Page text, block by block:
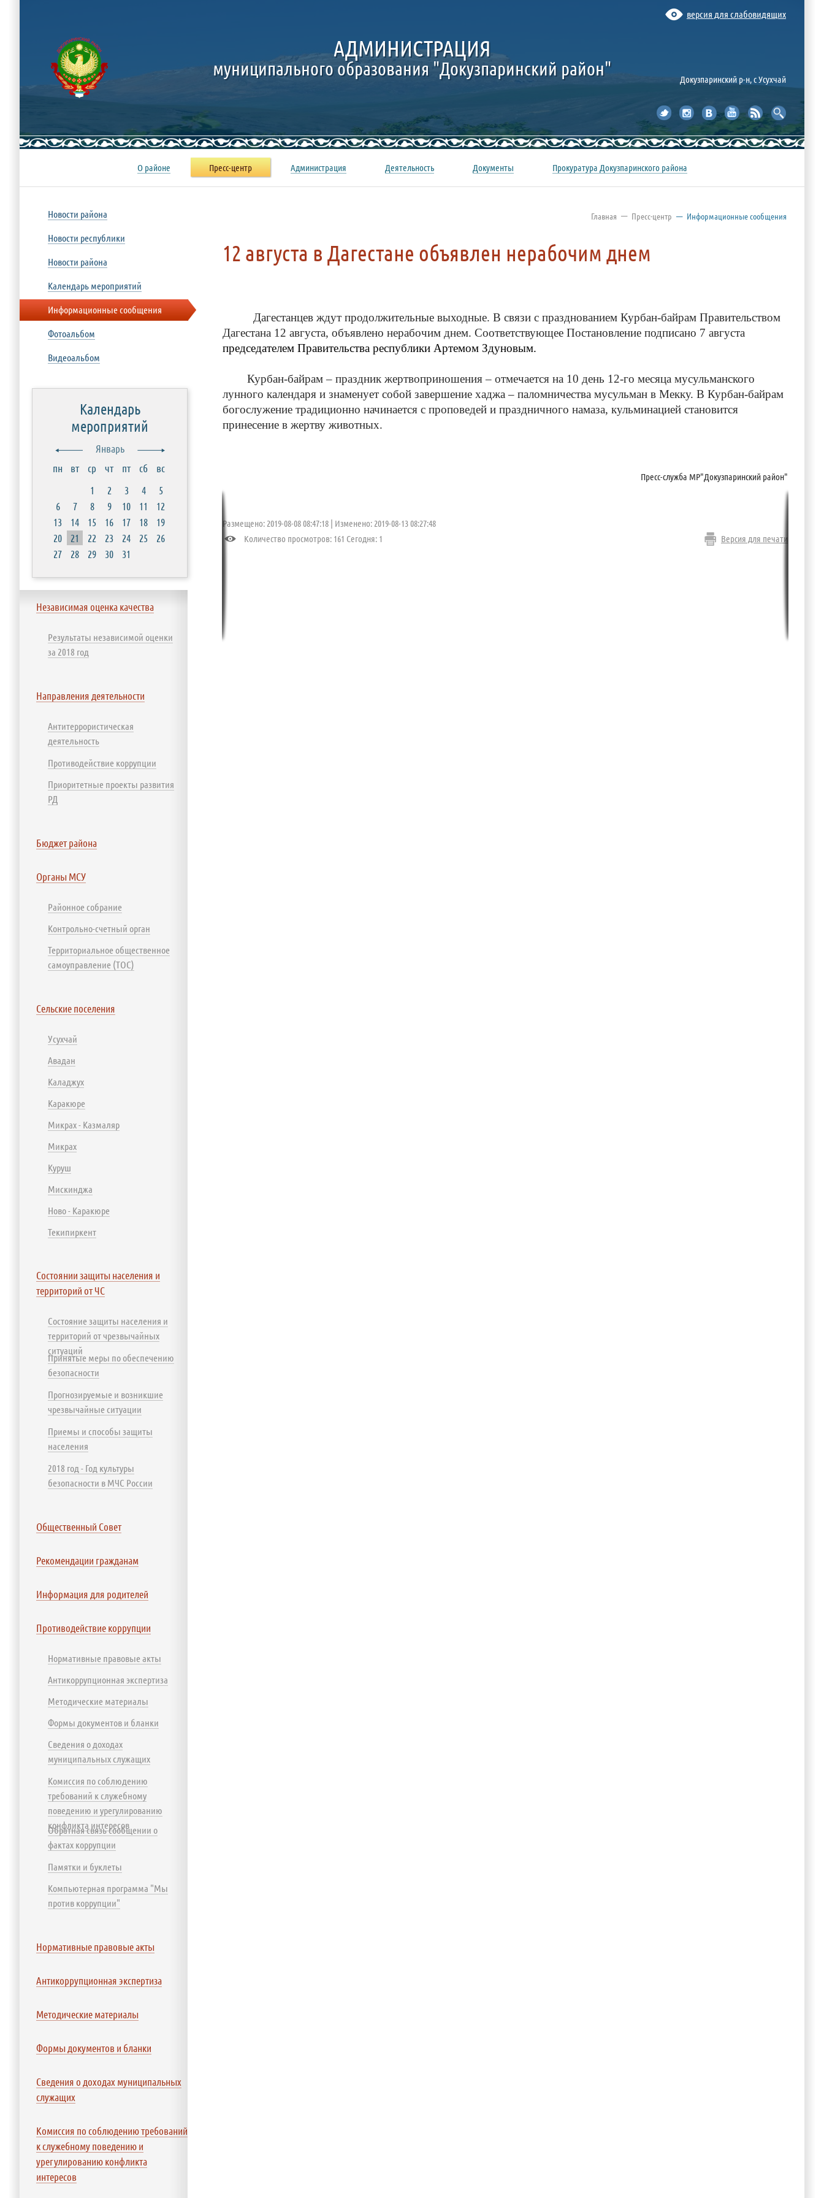
Главная — Пресс-центр — Информационные сообщения
12 августа в Дагестане объявлен нерабочим днем
Дагестанцев ждут продолжительные выходные. В связи с празднованием Курбан-байрам Правительством
Дагестана 12 августа, объявлено нерабочим днем. Соответствующее Постановление подписано 7 августа
председателем Правительства республики Артемом Здуновым.
Курбан-байрам – праздник жертвоприношения – отмечается на 10 день 12-го месяца мусульманского
лунного календаря и знаменует собой завершение хаджа – паломничества мусульман в Мекку. В Курбан-байрам
богослужение традиционно начинается с проповедей и праздничного намаза, кульминацией становится
принесение в жертву животных.
Пресс-служба МР"Докузпаринский район"
Размещено: 2019-08-08 08:47:18
Изменено: 2019-08-13 08:27:48
Количество просмотров: 161 Cегодня: 1
Версия для печати
Новости района
Новости республики
Новости района
Календарь мероприятий
Информационные сообщения
Фотоальбом
Видеоальбом
Календарь
мероприятий
Январь
пн
вт ср чт пт сб
вс
1
2 3 4
5
6
7 8 9 10 11
12
13
14 15 16 17 18
19
20
21 22 23 24 25
26
27
28 29 30 31
Независимая оценка качества
Результаты независимой оценки
за 2018 год
Направления деятельности
Антитеррористическая
деятельность
Противодействие коррупции
Приоритетные проекты развития
РД
Бюджет района
Органы МСУ
Районное собрание
Контрольно-счетный орган
Территориальное общественное
самоуправление (ТОС)
Сельские поселения
Усухчай
Авадан
Каладжух
Каракюре
Микрах - Казмаляр
Микрах
Куруш
Мискинджа
Ново - Каракюре
Текипиркент
Состоянии защиты населения и
территорий от ЧС
Состояние защиты населения и
территорий от чрезвычайных
ситуаций
Принятые меры по обеспечению
безопасности
Прогнозируемые и возникшие
чрезвычайные ситуации
Приемы и способы защиты
населения
2018 год - Год культуры
безопасности в МЧС России
Общественный Совет
Рекомендации гражданам
Информация для родителей
Противодействие коррупции
Нормативные правовые акты
Антикоррупционная экспертиза
Методические материалы
Формы документов и бланки
Сведения о доходах
муниципальных служащих
Комиссия по соблюдению
требований к служебному
поведению и урегулированию
конфликта интересов
Обратная связь сообщении о
фактах коррупции
Памятки и буклеты
Компьютерная программа "Мы
против коррупции"
Нормативные правовые акты
Антикоррупционная экспертиза
Методические материалы
Формы документов и бланки
Сведения о доходах муниципальных
служащих
Комиссия по соблюдению требований
к служебному поведению и
урегулированию конфликта
интересов
версия для слабовидящих
Докузпаринский р-н, c Усухчай
АДМИНИСТРАЦИЯ
муниципального образования "Докузпаринский район"
О районе Пресс-центр Администрация Деятельность Документы Прокуратура Докузпаринского района